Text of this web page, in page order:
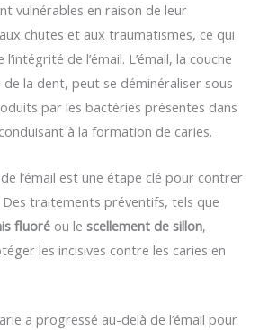
vulnérables en raison de leur
chutes et aux traumatismes, ce qui
de l’émail. L’émail, la couche
la dent, peut se déminéraliser sous
par les bactéries présentes dans
à la formation de caries.
de l’émail est une étape clé pour contrer
traitements préventifs, tels que
fluoré ou le scellement de sillon,
les incisives contre les caries en
a progressé au-delà de l’émail pour